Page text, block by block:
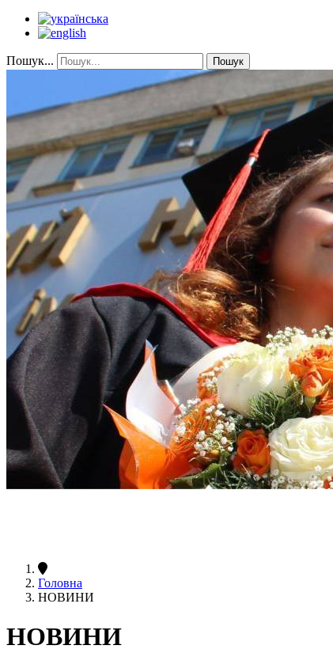
Пошук... Пошук
Головна
НОВИНИ
НОВИНИ